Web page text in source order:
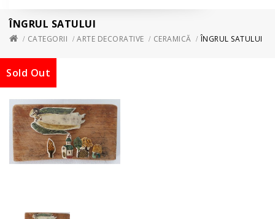
ÎNGRUL SATULUI
CATEGORII ARTE DECORATIVE CERAMICĂ ÎNGRUL SATULUI
Sold Out